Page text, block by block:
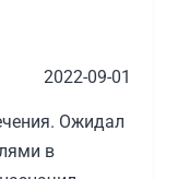
2022-09-01
Ожидал
в